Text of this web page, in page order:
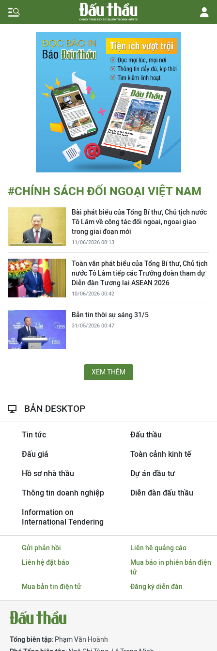
#CHÍNH SÁCH ĐỐI NGOẠI VIỆT NAM
Bài phát biểu của Tổng Bí thư, Chủ tịch nước
Tô Lâm về công tác đối ngoại, ngoại giao
trong giai đoạn mới
11/06/2026 08:13
Toàn văn phát biểu của Tổng Bí thư, Chủ tịch
nước Tô Lâm tiếp các Trưởng đoàn tham dự
Diễn đàn Tương lai ASEAN 2026
10/06/2026 00:42
Bản tin thời sự sáng 31/5
31/05/2026 00:47
XEM THÊM
BẢN DESKTOP
Tin tức Đấu thầu
Đấu giá Toàn cảnh kinh tế
Hồ sơ nhà thầu Dự án đầu tư
Thông tin doanh nghiệp Diễn đàn đấu thầu
Information on
International Tendering
Gửi phản hồi
Liên hệ quảng cáo
Liên hệ đặt báo
Mua báo in phiên bản điện
tử
Mua bản tin điện tử
Đăng ký diễn đàn
Tổng biên tập: Phạm Văn Hoành